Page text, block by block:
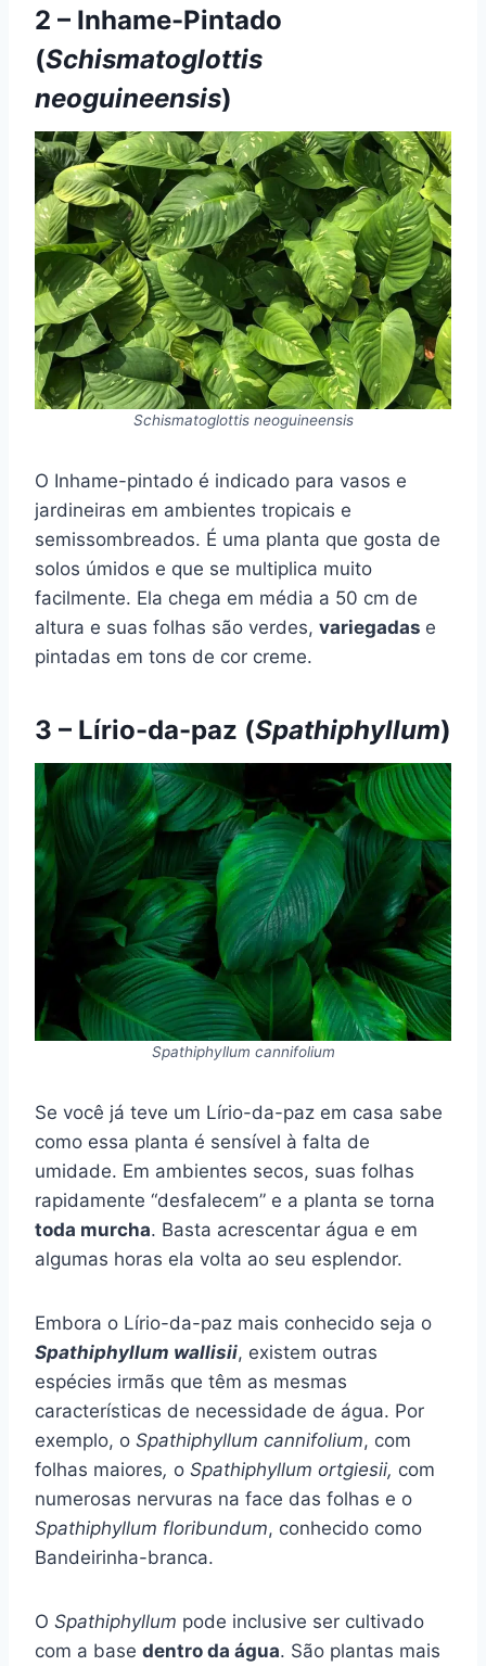
2 – Inhame-Pintado
(Schismatoglottis
neoguineensis)
Schismatoglottis neoguineensis
O Inhame-pintado é indicado para vasos e
jardineiras em ambientes tropicais e
semissombreados. É uma planta que gosta de
solos úmidos e que se multiplica muito
facilmente. Ela chega em média a 50 cm de
altura e suas folhas são verdes, variegadas e
pintadas em tons de cor creme.
3 – Lírio-da-paz (Spathiphyllum)
Spathiphyllum cannifolium
Se você já teve um Lírio-da-paz em casa sabe
como essa planta é sensível à falta de
umidade. Em ambientes secos, suas folhas
rapidamente “desfalecem” e a planta se torna
toda murcha. Basta acrescentar água e em
algumas horas ela volta ao seu esplendor.
Embora o Lírio-da-paz mais conhecido seja o
Spathiphyllum wallisii, existem outras
espécies irmãs que têm as mesmas
características de necessidade de água. Por
exemplo, o Spathiphyllum cannifolium, com
folhas maiores, o Spathiphyllum ortgiesii, com
numerosas nervuras na face das folhas e o
Spathiphyllum floribundum, conhecido como
Bandeirinha-branca.
O Spathiphyllum pode inclusive ser cultivado
com a base dentro da água. São plantas mais